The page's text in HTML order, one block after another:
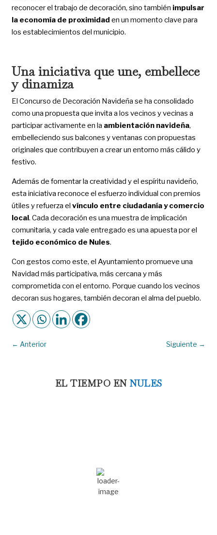
reconocer el trabajo de decoración, sino también impulsar
la economía de proximidad en un momento clave para
los establecimientos del municipio.
Una iniciativa que une, embellece
y dinamiza
El Concurso de Decoración Navideña se ha consolidado
como una propuesta que invita a los vecinos y vecinas a
participar activamente en la ambientación navideña,
embelleciendo sus balcones y ventanas con propuestas
originales que contribuyen a crear un entorno más cálido y
festivo.
Además de fomentar la creatividad y el espíritu navideño,
esta iniciativa reconoce el esfuerzo individual con premios
útiles y refuerza el vínculo entre ciudadanía y comercio
local. Cada decoración es una muestra de implicación
comunitaria, y cada vale entregado es una apuesta por el
tejido económico de Nules.
Con gestos como este, el Ayuntamiento promueve una
Navidad más participativa, más cercana y más
comprometida con el entorno. Porque cuando los vecinos
decoran sus hogares, también decoran el alma del pueblo.
← Anterior Siguiente →
EL TIEMPO EN NULES
Cielo Claro
Ráfagas de viento: